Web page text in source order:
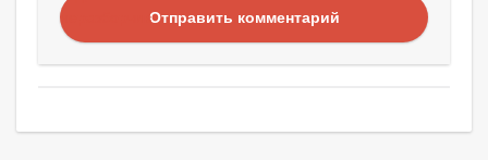
Отправить комментарий